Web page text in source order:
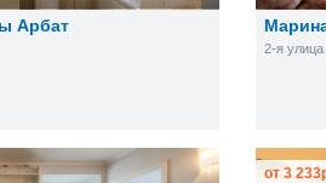
Арбат
2-я
от 3 233